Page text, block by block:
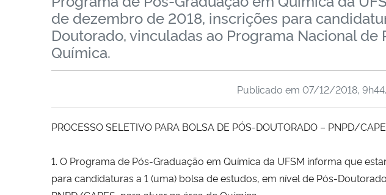
de dezembro de 2018, inscrições para
Doutorado, vinculadas ao Programa Nacional
Química.
Publicado em 07/12/2018, 9h44
PROCESSO SELETIVO PARA BOLSA DE PÓS-DOUTORADO – PNPD/
1. O Programa de Pós-Graduação em Química da UFSM informa que
para candidaturas a 1 (uma) bolsa de estudos, em nível de Pós-